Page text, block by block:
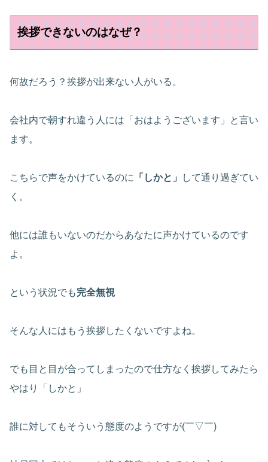
挨拶できないのはなぜ？
何故だろう？挨拶が出来ない人がいる。
会社内で朝すれ違う人には「おはようございます」と言い
ます。
こちらで声をかけているのに 「しかと」
して通り過ぎてい
く。
他には誰もいないのだからあなたに声かけているのです
よ。
という状況でも完全無視
そんな人にはもう挨拶したくないですよね。
でも目と目が合ってしまったので仕方なく挨拶してみたら
やはり「しかと」
誰に対してもそういう態度のようですが(￣▽￣)